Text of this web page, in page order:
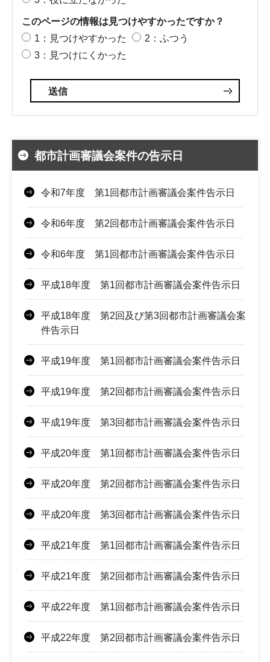
このページの情報は見つけやすかったですか？
1：見つけやすかった
2：ふつう
3：見つけにくかった
都市計画審議会案件の告示日
令和7年度 第1回都市計画審議会案件告示日
令和6年度 第2回都市計画審議会案件告示日
令和6年度 第1回都市計画審議会案件告示日
平成18年度 第1回都市計画審議会案件告示日
平成18年度 第2回及び第3回都市計画審議会案
件告示日
平成19年度 第1回都市計画審議会案件告示日
平成19年度 第2回都市計画審議会案件告示日
平成19年度 第3回都市計画審議会案件告示日
平成20年度 第1回都市計画審議会案件告示日
平成20年度 第2回都市計画審議会案件告示日
平成20年度 第3回都市計画審議会案件告示日
平成21年度 第1回都市計画審議会案件告示日
平成21年度 第2回都市計画審議会案件告示日
平成22年度 第1回都市計画審議会案件告示日
平成22年度 第2回都市計画審議会案件告示日